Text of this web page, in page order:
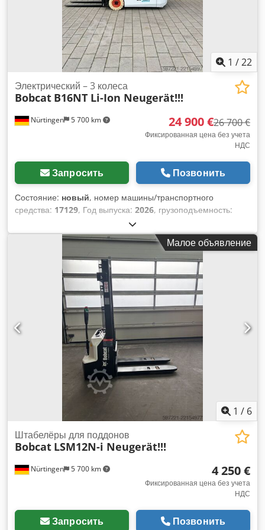
1 /22
Nürtingen 5 700 km
Электрический – 3 колеса
Bobcat B16NT Li-Ion Neugerät!!!
24 900 €26 700 €
Фиксированная цена без учета
НДС
Запросить Позвонить
Состояние: новый, номер машины/транспортного
средства: 17129, Год выпуска: 2026, грузоподъемность:
4 800 мм
подъема:1 484 мм, центр тяжести груза:500 мм, тип
электрический, тип мачты:триплекс,
строительная высота:2 215 мм, напряжение аккумулятора:
, длина вил:1 200 мм, размер передней шины:
8 non marking
, размер задней шины: 16x6-8 non marking
3 290 кг, 5174830 Серийный номер: OBA05-
000013 Характеристики аккумулятора: 51,2 В, 277 Ач.
Chjdpfx Aszfd Dzjgdea
Малое объявление
1 / 6
Nürtingen 5 700 km
Штабелёры для поддонов
Bobcat LSM12N-i Neugerät!!!
4 250 €
Фиксированная цена без учета
НДС
Запросить Позвонить